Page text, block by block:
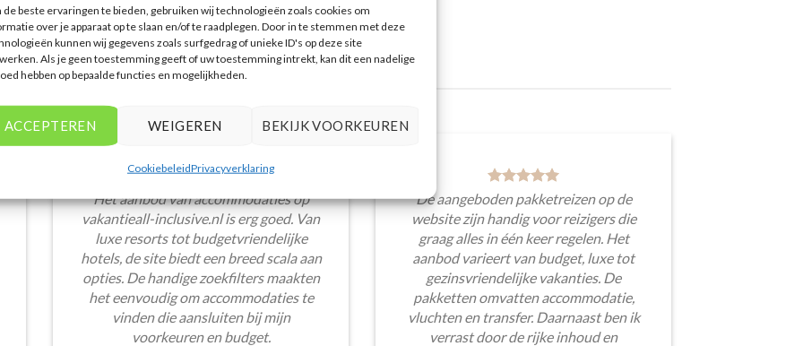
de beste ervaringen te bieden, gebruiken wij technologieën zoals cookies om
over je apparaat op te slaan en/of te raadplegen. Door in te stemmen met deze
kunnen wij gegevens zoals surfgedrag of unieke ID's op deze site
Als je geen toestemming geeft of uw toestemming intrekt, kan dit een nadelige
hebben op bepaalde functies en mogelijkheden.
ACCEPTEREN WEIGEREN BEKIJK VOORKEUREN
CookiebeleidPrivacyverklaring
Het aanbod van accommodaties op
vakantieall-inclusive.nl is erg goed. Van
luxe resorts tot budgetvriendelijke
hotels, de site biedt een breed scala aan
opties. De handige zoekfilters maakten
het eenvoudig om accommodaties te
vinden die aansluiten bij mijn
voorkeuren en budget.
De aangeboden pakketreizen op de
website zijn handig voor reizigers die
graag alles in één keer regelen. Het
aanbod varieert van budget, luxe tot
gezinsvriendelijke vakanties. De
pakketten omvatten accommodatie,
vluchten en transfer. Daarnaast ben ik
verrast door de rijke inhoud en